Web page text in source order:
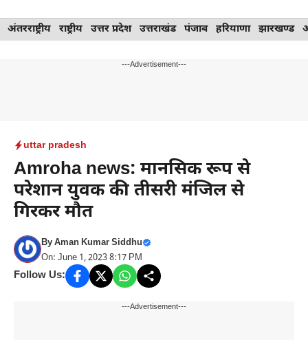
Skip
to
अंतरराष्ट्रीय राष्ट्रीय उत्तर प्रदेश उत्तराखंड पंजाब हरियाणा झारखण्ड
---Advertisement---
uttar pradesh
Amroha news: मानसिक रूप से
परेशान युवक की तीसरी मंजिल से
गिरकर मौत
ByAman Kumar Siddhu
On: June 1, 2023 8:17 PM
Follow Us:
---Advertisement---